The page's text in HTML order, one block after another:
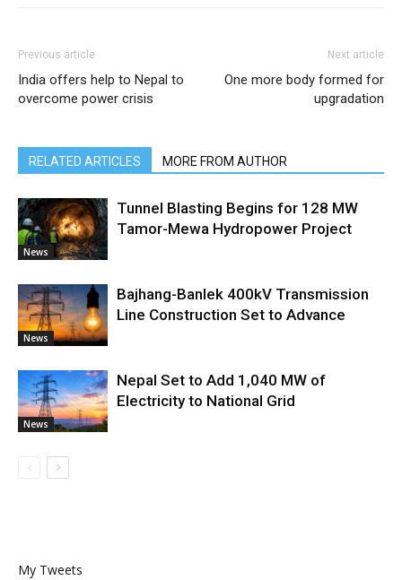
Previous article
India offers help to Nepal to
overcome power crisis
Next article
One more body formed for
upgradation
RELATED ARTICLES MORE FROM AUTHOR
News
Tunnel Blasting Begins for 128 MW
Tamor-Mewa Hydropower Project
News
Bajhang-Banlek 400kV Transmission
Line Construction Set to Advance
News
Nepal Set to Add 1,040 MW of
Electricity to National Grid
My Tweets